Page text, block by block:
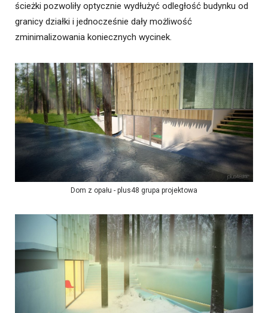
ścieżki pozwoliły optycznie wydłużyć odległość budynku od
granicy działki i jednocześnie dały możliwość
zminimalizowania koniecznych wycinek.
Dom z opału - plus48 grupa projektowa